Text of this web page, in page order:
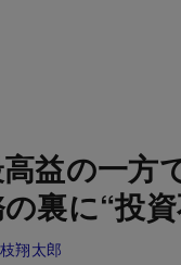
益の一
裏に“投
翔太郎